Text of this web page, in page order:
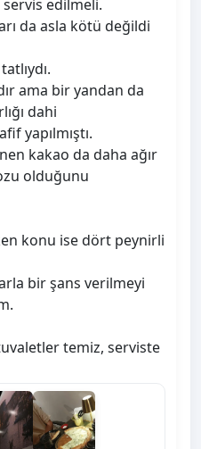
servis edilmeli.
da asla kötü değildi
ama bir yandan da
dahi
yapılmıştı.
kakao da daha ağır
olduğunu
konu ise dört peynirli
bir şans verilmeyi
temiz, serviste